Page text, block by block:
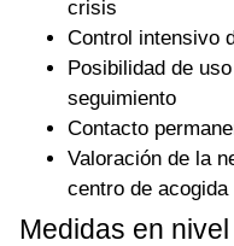
crisis
Control intensivo
Posibilidad de
seguimiento
Contacto
Valoración de la
centro de acogida
Medidas en